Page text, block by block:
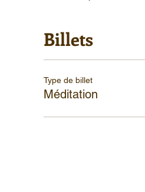
Billets
Type de billet
Méditation